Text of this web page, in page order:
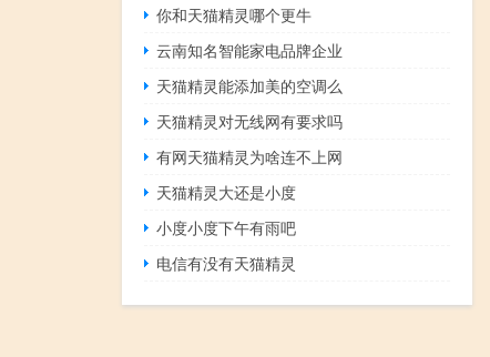
你和天猫精灵哪个更牛
云南知名智能家电品牌企业
天猫精灵能添加美的空调么
天猫精灵对无线网有要求吗
有网天猫精灵为啥连不上网
天猫精灵大还是小度
小度小度下午有雨吧
电信有没有天猫精灵